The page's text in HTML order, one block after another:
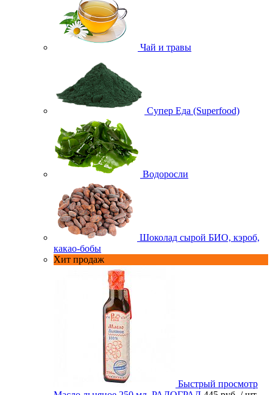
Чай и травы
Супер Еда (Superfood)
Водоросли
Шоколад сырой БИО, кэроб,
какао-бобы
Хит продаж
Быстрый просмотр